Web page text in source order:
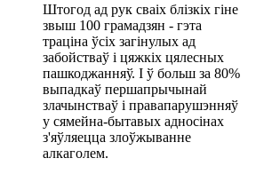
Штогод ад рук сваіх блізкіх гіне
звыш 100 грамадзян - гэта
траціна ўсіх загінулых ад
забойстваў і цяжкіх цялесных
пашкоджанняў. І ў больш за 80%
выпадкаў першапрычынай
злачынстваў і правапарушэнняў
у сямейна-бытавых адносінах
з'яўляецца злоўжыванне
алкаголем.